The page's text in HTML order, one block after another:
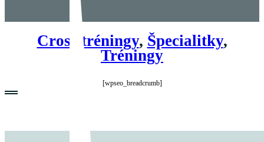
Cross tréningy, Špecialitky,
Tréningy
[wpseo_breadcrumb]